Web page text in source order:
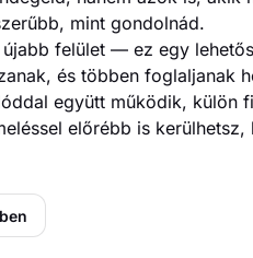
mint gondolnád.
felület — ez egy
és többen foglaljanak
együtt működik, külön
előrébb is